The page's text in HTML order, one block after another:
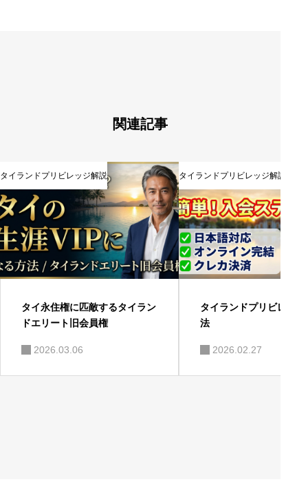
関連記事
タイランドプリビレッジ解説
タイ永住権に匹敵するタイラン
ドエリート旧会員権
2026.03.06
タイランドプリビレッジ解説
タイランドプリビレッ
法
2026.02.27